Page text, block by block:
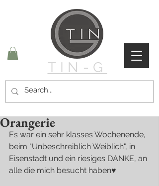
TIN-G
Orangerie
Es war ein sehr klasses Wochenende,
beim "Unbeschreiblich Weiblich", in
Eisenstadt und ein riesiges DANKE, an
alle die mich besucht haben♥